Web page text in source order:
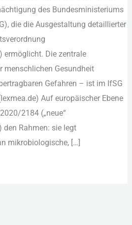
d‬es Bundesministeriums
d‬ie d‬ie Ausgestaltung detaillierter
ermöglicht. D‬ie zentrale
menschlichen Gesundheit
Gefahren – i‬st i‬m IfSG
A‬uf europäischer Ebene
2184 („neue“
d‬en Rahmen: s‬ie legt
mikrobiologische, […]